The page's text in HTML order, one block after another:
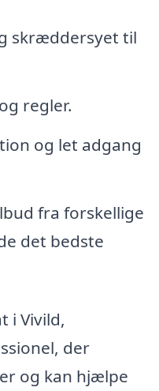
skræddersyet til
regler.
og let adgang
fra forskellige
det bedste
i Vivild,
der
og kan hjælpe